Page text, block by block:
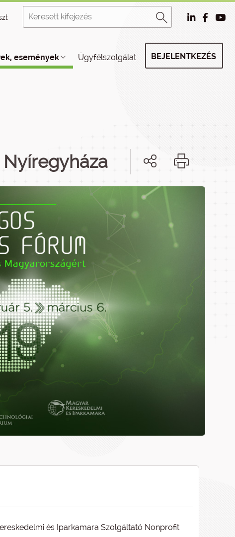
események Ügyfélszolgálat BEJELENTKEZÉS
és Iparkamara Szolgáltató Nonprofit